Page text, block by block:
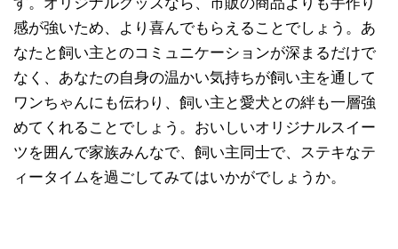
感が強いため、より喜んでもらえることでしょう。あ
なたと飼い主とのコミュニケーションが深まるだけで
なく、あなたの自身の温かい気持ちが飼い主を通して
ワンちゃんにも伝わり、飼い主と愛犬との絆も一層強
めてくれることでしょう。おいしいオリジナルスイー
ツを囲んで家族みんなで、飼い主同士で、ステキなテ
ィータイムを過ごしてみてはいかがでしょうか。